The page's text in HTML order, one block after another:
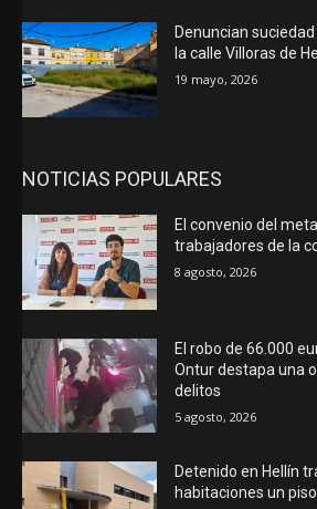
Denuncian
la calle Villoras de
19 mayo, 2026
NOTICIAS POPULARES
El convenio del
trabajadores de la
8 agosto, 2026
El robo de 66.000
Ontur destapa una
delitos
5 agosto, 2026
Detenido en Hellín
habitaciones un